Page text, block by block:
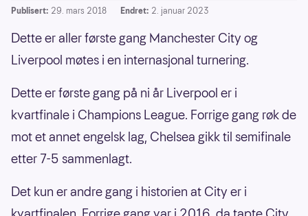
Publisert: 29. mars 2018 Endret: 2. januar 2023
Dette er aller første gang Manchester City og
Liverpool møtes i en internasjonal turnering.
Dette er første gang på ni år Liverpool er i
kvartfinale i Champions League. Forrige gang røk de
mot et annet engelsk lag, Chelsea gikk til semifinale
etter 7-5 sammenlagt.
Det kun er andre gang i historien at City er i